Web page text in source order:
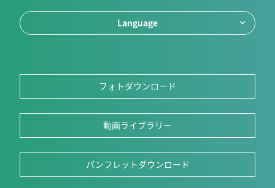
Language
フォトダウンロード
動画ライブラリー
パンフレットダウンロード